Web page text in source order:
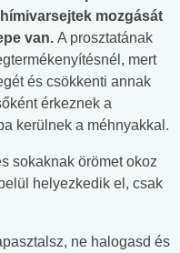
mozgását
van. A prosztatának
mert
és csökkenti annak
érkeznek a
kerülnek a méhnyakkal.
sokaknak örömet okoz
helyezkedik el, csak
ne halogasd és